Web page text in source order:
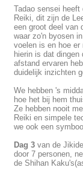
Tadao sensei
Reiki, dit zijn de
een groot deel van
waar zo'n byosen
voelen is en hoe
hierin is dat
afstand ervaren
duidelijk inzichten
We hebben 's
hoe het bij hem
Ze hebben nooit
Reiki en simpele
we ook een
Dag 3 van de
door 7 personen,
de Shihan